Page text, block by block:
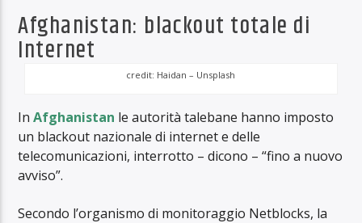
Afghanistan: blackout totale di
Internet
credit: Haidan – Unsplash
InAfghanistan le autorità talebane hanno imposto
un blackout nazionale di internet e delle
telecomunicazioni, interrotto – dicono – “fino a nuovo
avviso”.
Secondo l’organismo di monitoraggio Netblocks, la